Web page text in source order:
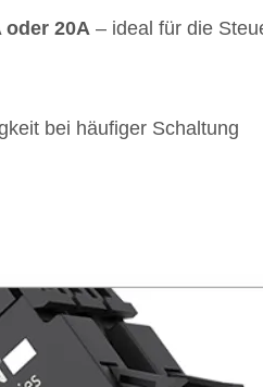
oder 20A – ideal für die
bei häufiger Schaltung